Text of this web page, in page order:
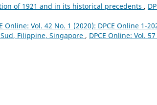
of 1921 and in its historical precedents ,
Online: Vol. 42 No. 1 (2020): DPCE Online 1-
Filippine, Singapore , DPCE Online: Vol.